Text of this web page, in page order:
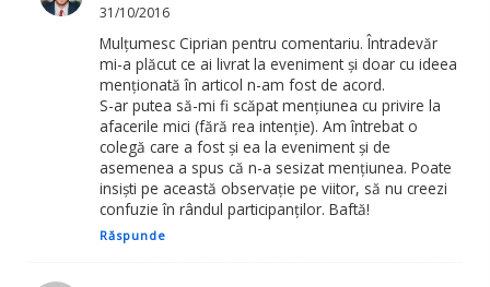
31/10/2016
Mulțumesc Ciprian pentru comentariu. Întradevăr
mi-a plăcut ce ai livrat la eveniment și doar cu ideea
menționată în articol n-am fost de acord.
S-ar putea să-mi fi scăpat mențiunea cu privire la
afacerile mici (fără rea intenție). Am întrebat o
colegă care a fost și ea la eveniment și de
asemenea a spus că n-a sesizat mențiunea. Poate
insiști pe această observație pe viitor, să nu creezi
confuzie în rândul participanților. Baftă!
Răspunde